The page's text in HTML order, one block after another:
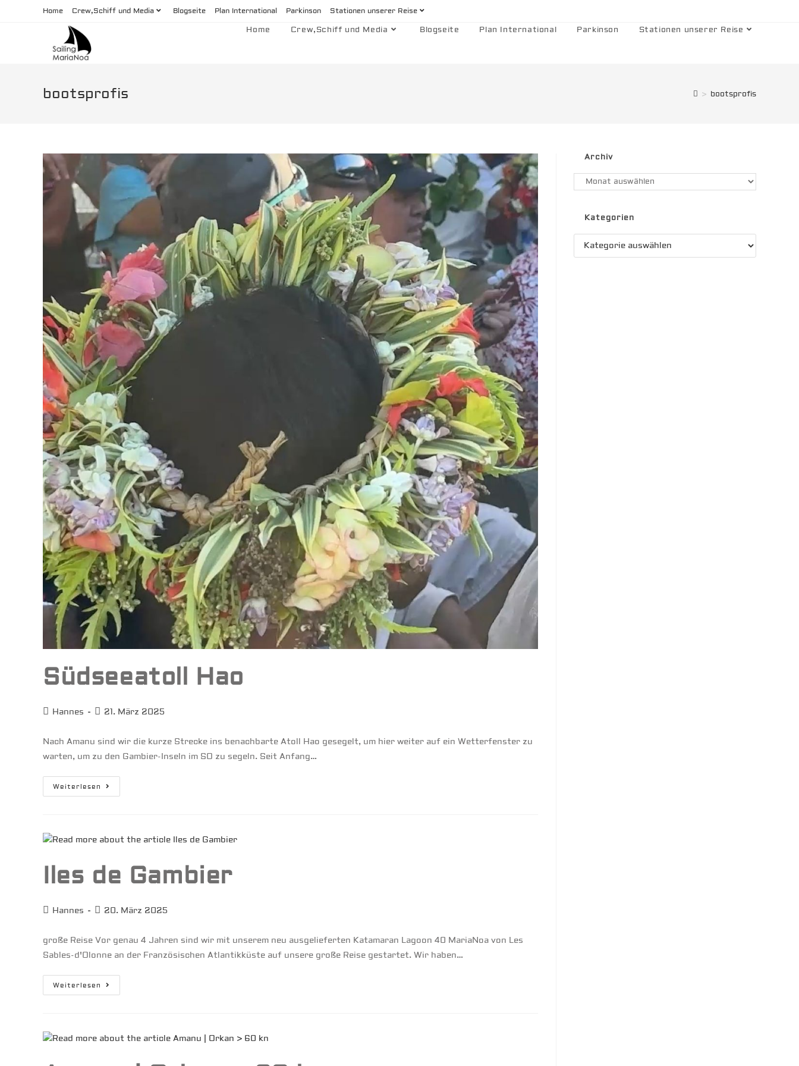
Home Crew,Schiff und Media Blogseite Plan International Parkinson Stationen unserer Reise
Home Crew,Schiff und Media Blogseite Plan International Parkinson Stationen unserer Reise
bootsprofis > bootsprofis
Südseeatoll Hao
Beitrags-
Hannes
Beitrag
21. März 2025
Nach Amanu sind wir die kurze Strecke ins benachbarte Atoll Hao gesegelt, um hier weiter auf ein Wetterfenster zu
warten, um zu den Gambier-Inseln im SO zu segeln. Seit Anfang…
Weiterlesen Südseeatoll
Hao
Iles de Gambier
Beitrags-
Hannes
Beitrag
20. März 2025
große Reise Vor genau 4 Jahren sind wir mit unserem neu ausgelieferten Katamaran Lagoon 40 MariaNoa von Les
Sables-d'Olonne an der Französischen Atlantikküste auf unsere große Reise gestartet. Wir haben…
Weiterlesen Iles
De
Archiv
Archiv
Kategorien
Kategorien